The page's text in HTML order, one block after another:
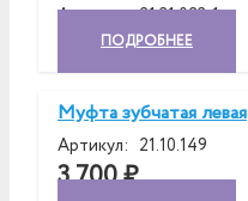
Артикул: 21.31.023-1
ПОДРОБНЕЕ
Муфта зубчатая левая
Артикул: 21.10.149
3 700₽